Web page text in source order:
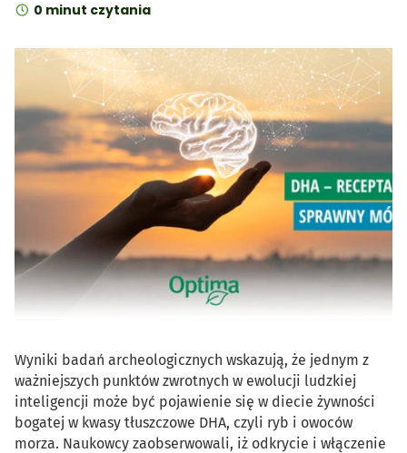
0 minut czytania
Wyniki badań archeologicznych wskazują, że jednym z
ważniejszych punktów zwrotnych w ewolucji ludzkiej
inteligencji może być pojawienie się w diecie żywności
bogatej w kwasy tłuszczowe DHA, czyli ryb i owoców
morza. Naukowcy zaobserwowali, iż odkrycie i włączenie